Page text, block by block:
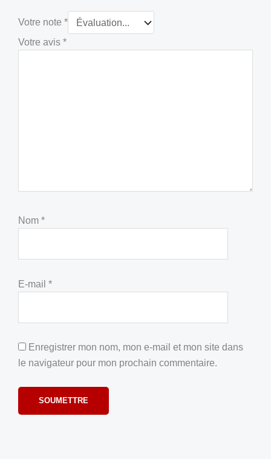
Votre note *
Votre avis *
Nom *
E-mail *
Enregistrer mon nom, mon e-mail et mon site dans
le navigateur pour mon prochain commentaire.